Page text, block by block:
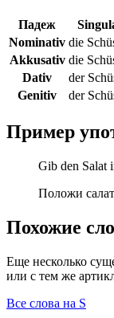
Падеж
Nominativ die
Akkusativ die
Dativ
der
Genitiv
der
Пример
Gib den Salat
Положи
Похожие
Еще несколько
или с тем же
Все слова на S